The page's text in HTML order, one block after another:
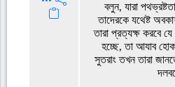
বলুন, যারা
তাদেরকে যথেষ্ট
তারা প্রত্যক্ষ করবে যে
হচ্ছে, তা আযাব
সুতরাং তখন তারা